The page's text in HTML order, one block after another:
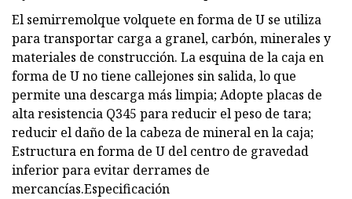
El semirremolque volquete en forma de U se utiliza
para transportar carga a granel, carbón, minerales y
materiales de construcción. La esquina de la caja en
forma de U no tiene callejones sin salida, lo que
permite una descarga más limpia; Adopte placas de
alta resistencia Q345 para reducir el peso de tara;
reducir el daño de la cabeza de mineral en la caja;
Estructura en forma de U del centro de gravedad
inferior para evitar derrames de
mercancías.Especificación